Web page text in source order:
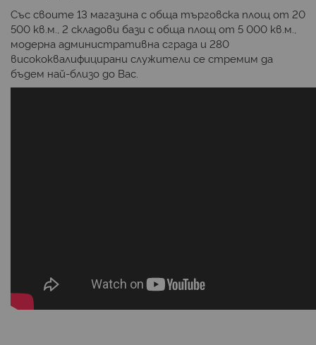
Със своите 13 магазина с обща търговска площ от 20
500 кв.м., 2 складови бази с обща площ от 5 000 кв.м.,
модерна административна сграда и 280
висококвалифицирани служители се стремим да
бъдем най-близо до Вас.